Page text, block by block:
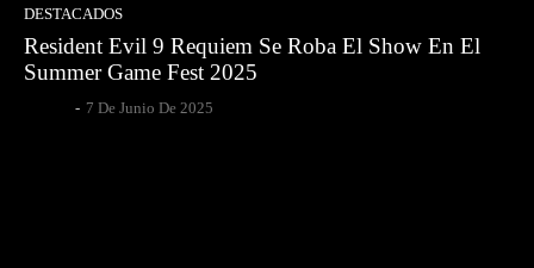
DESTACADOS
Resident Evil 9 Requiem Se Roba El Show En El
Summer Game Fest 2025
- 7 De Junio De 2025